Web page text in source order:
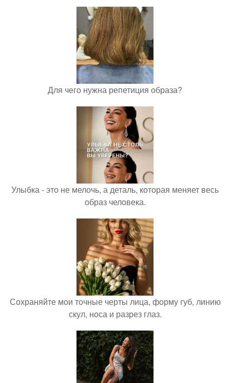
Для чего нужна репетиция образа?
Улыбка - это не мелочь, а деталь, которая меняет весь
образ человека.
Сохраняйте мои точные черты лица, форму губ, линию
скул, носа и разрез глаз.